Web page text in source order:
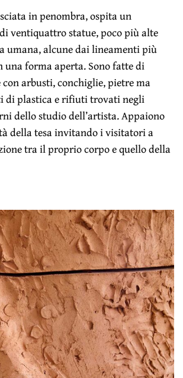
in penombra, ospita un
ventiquattro statue, poco più alte
umana, alcune dai lineamenti più
forma aperta. Sono fatte di
arbusti, conchiglie, pietre ma
di plastica e rifiuti trovati negli
dello studio dell’artista. Appaiono
della tesa invitando i visitatori a
tra il proprio corpo e quello della